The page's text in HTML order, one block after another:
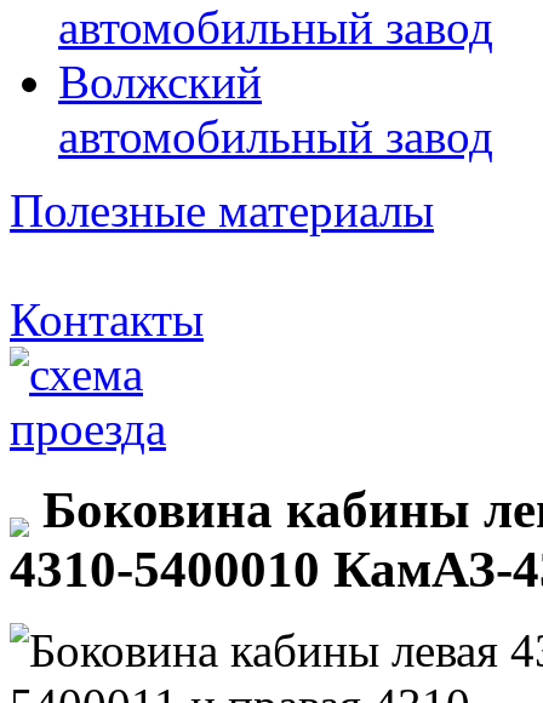
автомобильный завод
Волжский
автомобильный завод
Полезные материалы
Контакты
Боковина кабины
4310-5400010 КамАЗ-